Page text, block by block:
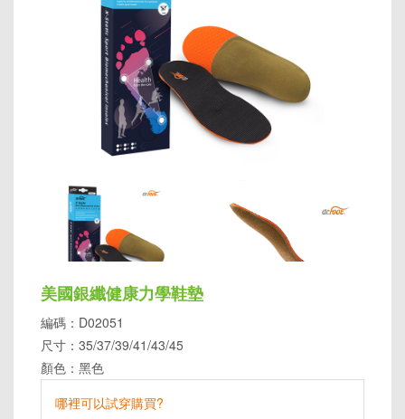
美國銀纖健康力學鞋墊
編碼：D02051
尺寸：35/37/39/41/43/45
顏色：黑色
哪裡可以試穿購買?